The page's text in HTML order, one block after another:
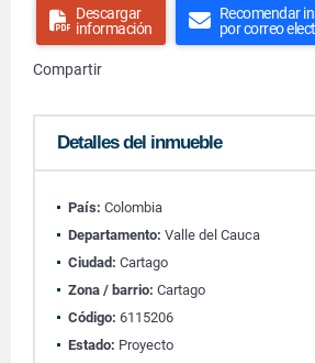
Descargar
información
Recomendar
por correo
Compartir
Detalles del inmueble
País: Colombia
Departamento: Valle del Cauca
Ciudad: Cartago
Zona / barrio: Cartago
Código: 6115206
Estado: Proyecto